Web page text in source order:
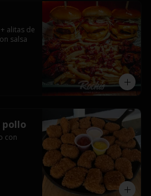
alitas de
salsa
pollo
con